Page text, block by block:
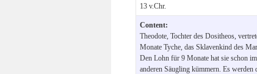
13 v.Chr.
Content:
Theodote, Tochter des Dositheos,
Monate Tyche, das Sklavenkind des
Den Lohn für 9 Monate hat sie schon
anderen Säugling kümmern. Es